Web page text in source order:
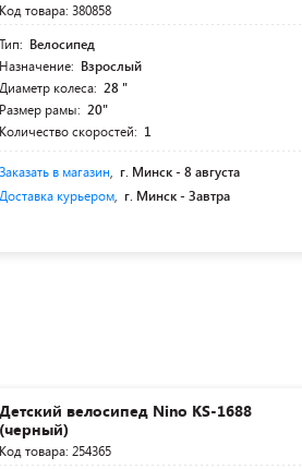
Код товара: 380858
Тип: Велосипед
Назначение: Взрослый
Диаметр колеса: 28 "
Размер рамы: 20"
Количество скоростей: 1
Заказать в магазин г. Минск -8 августа
Доставка курьером г. Минск -Завтра
Детский велосипед Nino KS-1688
(черный)
Код товара: 254365